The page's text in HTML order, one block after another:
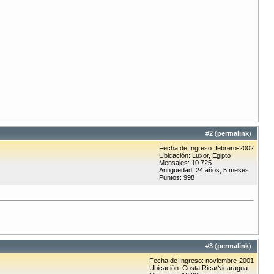
#2 (permalink)
Fecha de Ingreso: febrero-2002
Ubicación: Luxor, Egipto
Mensajes: 10.725
Antigüedad: 24 años, 5 meses
Puntos: 998
#3 (permalink)
Fecha de Ingreso: noviembre-2001
Ubicación: Costa Rica/Nicaragua